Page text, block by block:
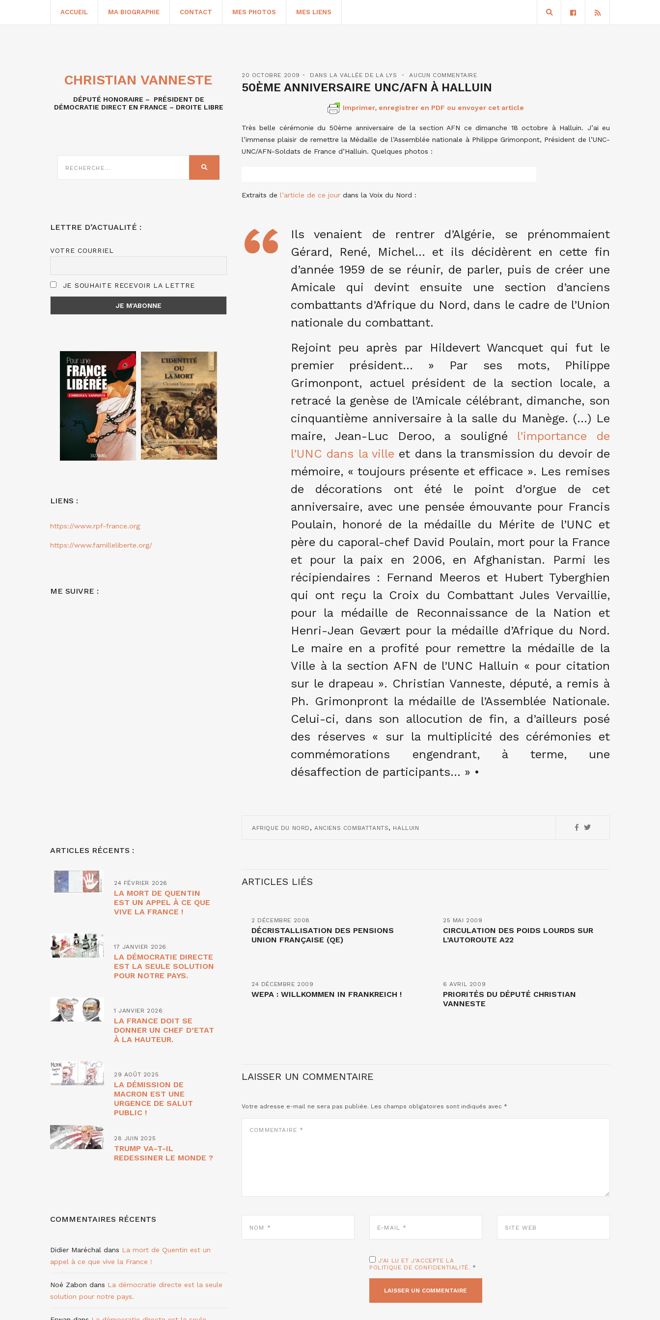
ACCUEIL MA BIOGRAPHIE CONTACT MES PHOTOS MES LIENS
20 OCTOBRE 2009 DANS LA VALLÉE DE LA LYS AUCUN COMMENTAIRE
50ÈME ANNIVERSAIRE UNC/AFN À HALLUIN
Imprimer, enregistrer en PDF ou envoyer cet article
Très belle cérémonie du 50ème anniversaire de la section AFN ce dimanche 18 octobre à Halluin. J’ai eu
l’immense plaisir de remettre la Médaille de l’Assemblée nationale à Philippe Grimonpont, Président de l’UNC-
UNC/AFN-Soldats de France d’Halluin. Quelques photos :
Extraits de l’article de ce jour dans la Voix du Nord :
Ils venaient de rentrer d’Algérie, se prénommaient
Gérard, René, Michel… et ils décidèrent en cette fin
d’année 1959 de se réunir, de parler, puis de créer une
Amicale qui devint ensuite une section d’anciens
combattants d’Afrique du Nord, dans le cadre de l’Union
nationale du combattant.
Rejoint peu après par Hildevert Wancquet qui fut le
premier président… » Par ses mots, Philippe
Grimonpont, actuel président de la section locale, a
retracé la genèse de l’Amicale célébrant, dimanche, son
cinquantième anniversaire à la salle du Manège. (…) Le
maire, Jean-Luc Deroo, a souligné l’importance de
l’UNC dans la ville et dans la transmission du devoir de
mémoire, « toujours présente et efficace ». Les remises
de décorations ont été le point d’orgue de cet
anniversaire, avec une pensée émouvante pour Francis
Poulain, honoré de la médaille du Mérite de l’UNC et
père du caporal-chef David Poulain, mort pour la France
et pour la paix en 2006, en Afghanistan. Parmi les
récipiendaires : Fernand Meeros et Hubert Tyberghien
qui ont reçu la Croix du Combattant Jules Vervaillie,
pour la médaille de Reconnaissance de la Nation et
Henri-Jean Gevært pour la médaille d’Afrique du Nord.
Le maire en a profité pour remettre la médaille de la
Ville à la section AFN de l’UNC Halluin « pour citation
sur le drapeau ». Christian Vanneste, député, a remis à
Ph. Grimonpront la médaille de l’Assemblée Nationale.
Celui-ci, dans son allocution de fin, a d’ailleurs posé
des réserves « sur la multiplicité des cérémonies et
commémorations engendrant, à terme, une
désaffection de participants… » •
AFRIQUE DU NORD , ANCIENS COMBATTANTS, HALLUIN
ARTICLES LIÉS
2 DÉCEMBRE 2008
DÉCRISTALLISATION DES PENSIONS
UNION FRANÇAISE (QE)
25 MAI 2009
CIRCULATION DES POIDS LOURDS SUR
L’AUTOROUTE A22
24 DÉCEMBRE 2009
WEPA : WILLKOMMEN IN FRANKREICH !
6 AVRIL 2009
PRIORITÉS DU DÉPUTÉ CHRISTIAN
VANNESTE
LAISSER UN COMMENTAIRE
Votre adresse e-mail ne sera pas publiée. Les champs obligatoires sont indiqués avec *
MAIL
WEB
J'AI LU ET J'ACCEPTE LA
POLITIQUE DE CONFIDENTIALITÉ. *
CHRISTIAN VANNESTE
DÉPUTÉ HONORAIRE – PRÉSIDENT DE
DÉMOCRATIE DIRECT EN FRANCE – DROITE LIBRE
SUR
LETTRE D’ACTUALITÉ :
VOTRE COURRIEL
JE SOUHAITE RECEVOIR LA LETTRE
LIENS :
https://www.rpf-france.org
https://www.familleliberte.org/
ME SUIVRE :
ARTICLES RÉCENTS :
24 FÉVRIER 2026
LA MORT DE QUENTIN
EST UN APPEL À CE QUE
VIVE LA FRANCE !
17 JANVIER 2026
LA DÉMOCRATIE DIRECTE
EST LA SEULE SOLUTION
POUR NOTRE PAYS.
1 JANVIER 2026
LA FRANCE DOIT SE
DONNER UN CHEF D’ETAT
À LA HAUTEUR.
29 AOÛT 2025
LA DÉMISSION DE
MACRON EST UNE
URGENCE DE SALUT
PUBLIC !
28 JUIN 2025
TRUMP VA-T-IL
REDESSINER LE MONDE ?
COMMENTAIRES RÉCENTS
Didier Maréchal dans La mort de Quentin est un
appel à ce que vive la France !
Noé Zabon dans La démocratie directe est la seule
solution pour notre pays.